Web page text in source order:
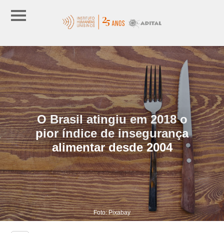
O Brasil atingiu em 2018 o
pior índice de insegurança
alimentar desde 2004
Foto: Pixabay